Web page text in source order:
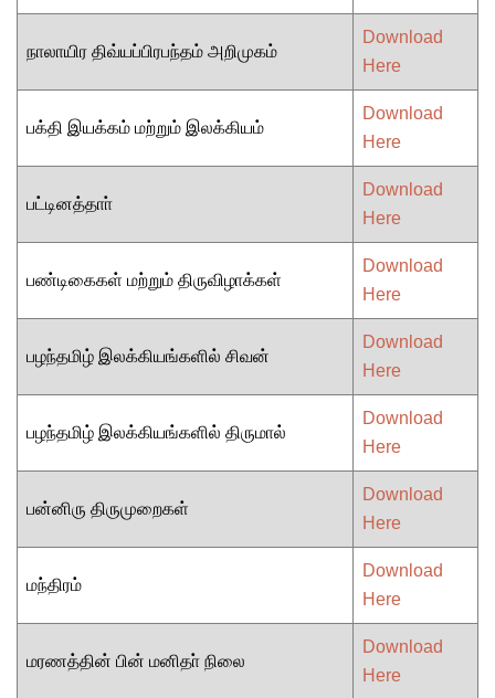
நாலாயிர திவ்யப்பிரபந்தம் அறிமுகம்
Download
Here
பக்தி இயக்கம் மற்றும் இலக்கியம்
Download
Here
பட்டினத்தாா்
Download
Here
பண்டிகைகள் மற்றும் திருவிழாக்கள்
Download
Here
பழந்தமிழ் இலக்கியங்களில் சிவன்
Download
Here
பழந்தமிழ் இலக்கியங்களில் திருமால்
Download
Here
பன்னிரு திருமுறைகள்
Download
Here
மந்திரம்
Download
Here
மரணத்தின் பின் மனிதா் நிலை
Download
Here